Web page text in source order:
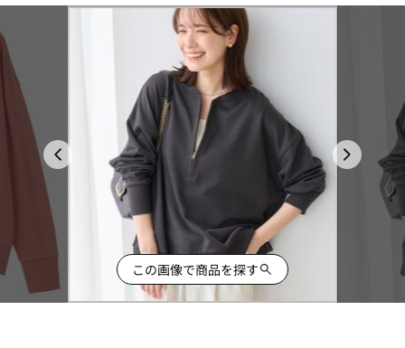
この画像で商品を探す